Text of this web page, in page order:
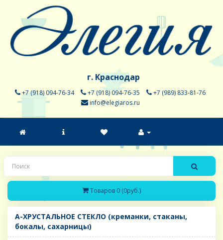
г. Краснодар
+7 (918) 094-76-34 +7 (918) 094-76-35
+7 (989) 833-81-76
info@elegiaros.ru
Товаров 0 (0руб.)
A-ХРУСТАЛЬНОЕ СТЕКЛО (креманки, стаканы,
бокалы, сахарницы)